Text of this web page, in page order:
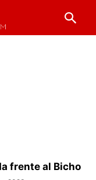
frente al Bicho